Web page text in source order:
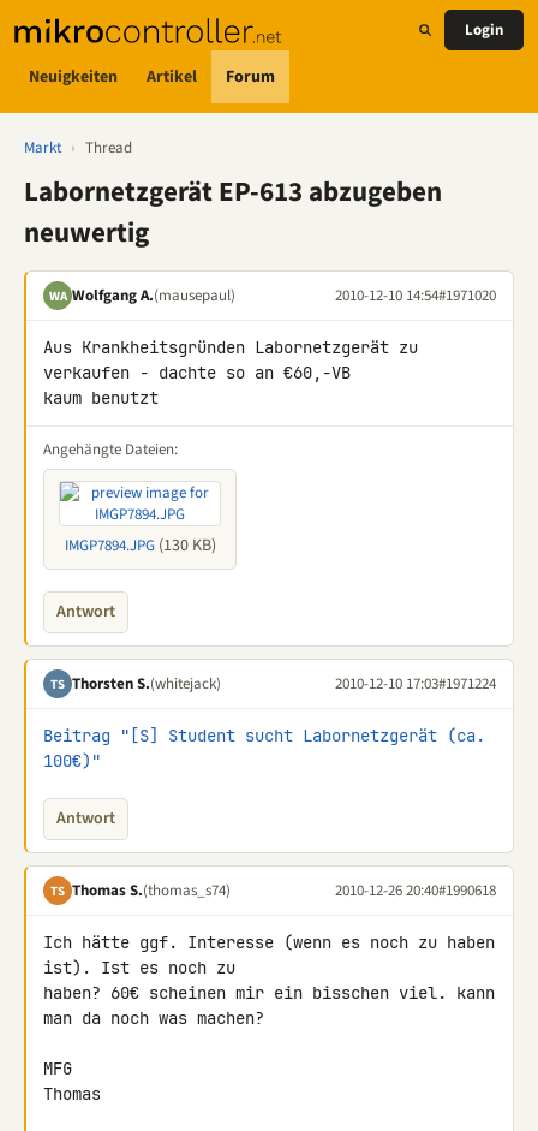
Neuigkeiten Artikel Forum
Login
Markt › Thread
Labornetzgerät EP-613 abzugeben
neuwertig
WA Wolfgang A.(mausepaul) 2010-12-10 14:54#1971020
Aus Krankheitsgründen Labornetzgerät zu
verkaufen - dachte so an €60,-VB
kaum benutzt
Angehängte Dateien:
IMGP7894.JPG(130 KB)
Antwort
TS Thorsten S.(whitejack) 2010-12-10 17:03#1971224
Beitrag "[S] Student sucht Labornetzgerät (ca.
100€)"
Antwort
TS Thomas S.(thomas_s74) 2010-12-26 20:40#1990618
Ich hätte ggf. Interesse (wenn es noch zu haben
ist). Ist es noch zu
haben? 60€ scheinen mir ein bisschen viel. kann
man da noch was machen?
MFG
Thomas